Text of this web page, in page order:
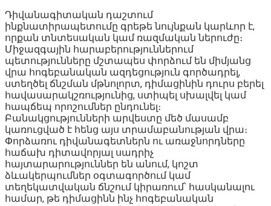
Դիվանագիտական դաշտում
ինքնատիրապետումը գրեթե նույնքան կարևոր է,
որքան տնտեսական կամ ռազմական ներուժը։
Միջազգային հարաբերություններում
պետությունները մշտապես փորձում են միմյանց
վրա հոգեբանական ազդեցություն գործադրել,
ստեղծել ճնշման մթնոլորտ, դիմացինին դուրս բերել
հավասարակշռությունից, ստիպել սխալվել կամ
հապճեպ որոշումներ ընդունել։
Բանակցությունների արվեստը մեծ մասամբ
կառուցված է հենց այս տրամաբանության վրա։
Փորձառու դիվանագետներն ու առաջնորդները
հաճախ դիտավորյալ սադրիչ
հայտարարություններ են անում, կոշտ
ձևակերպումներ օգտագործում կամ
տեղեկատվական ճնշում կիրառում՝ հասկանալու
համար, թե դիմացինն ինչ հոգեբանական